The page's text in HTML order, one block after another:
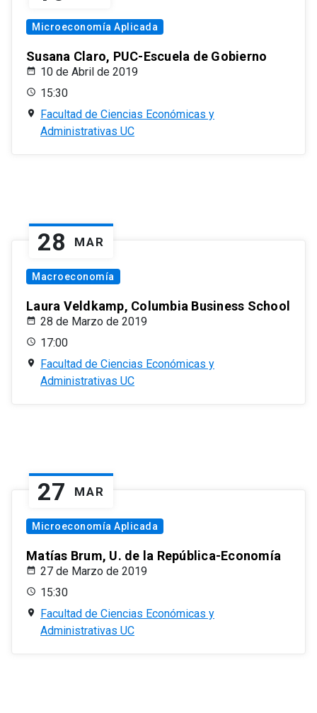
Microeconomía Aplicada
Susana Claro, PUC-Escuela de Gobierno
10 de Abril de 2019
15:30
Facultad de Ciencias Económicas y
Administrativas UC
28 MAR
Macroeconomía
Laura Veldkamp, Columbia Business School
28 de Marzo de 2019
17:00
Facultad de Ciencias Económicas y
Administrativas UC
27 MAR
Microeconomía Aplicada
Matías Brum, U. de la República-Economía
27 de Marzo de 2019
15:30
Facultad de Ciencias Económicas y
Administrativas UC